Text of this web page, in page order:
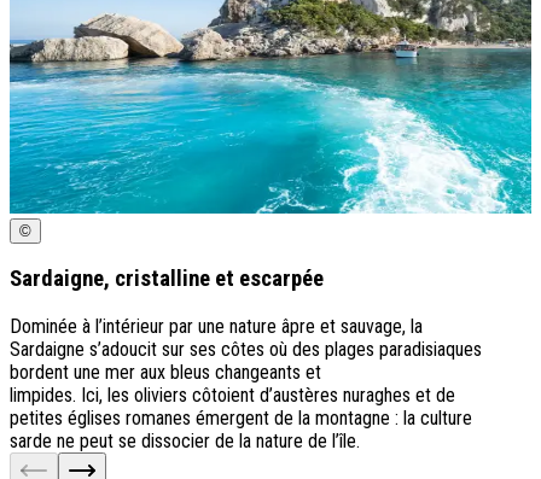
©
Sardaigne, cristalline et escarpée
Dominée à l’intérieur par une nature âpre et sauvage, la
Sardaigne s’adoucit sur ses côtes où des plages paradisiaques
bordent une mer aux bleus changeants et
limpides. Ici, les oliviers côtoient d’austères nuraghes et de
petites églises romanes émergent de la montagne : la culture
sarde ne peut se dissocier de la nature de l’île.